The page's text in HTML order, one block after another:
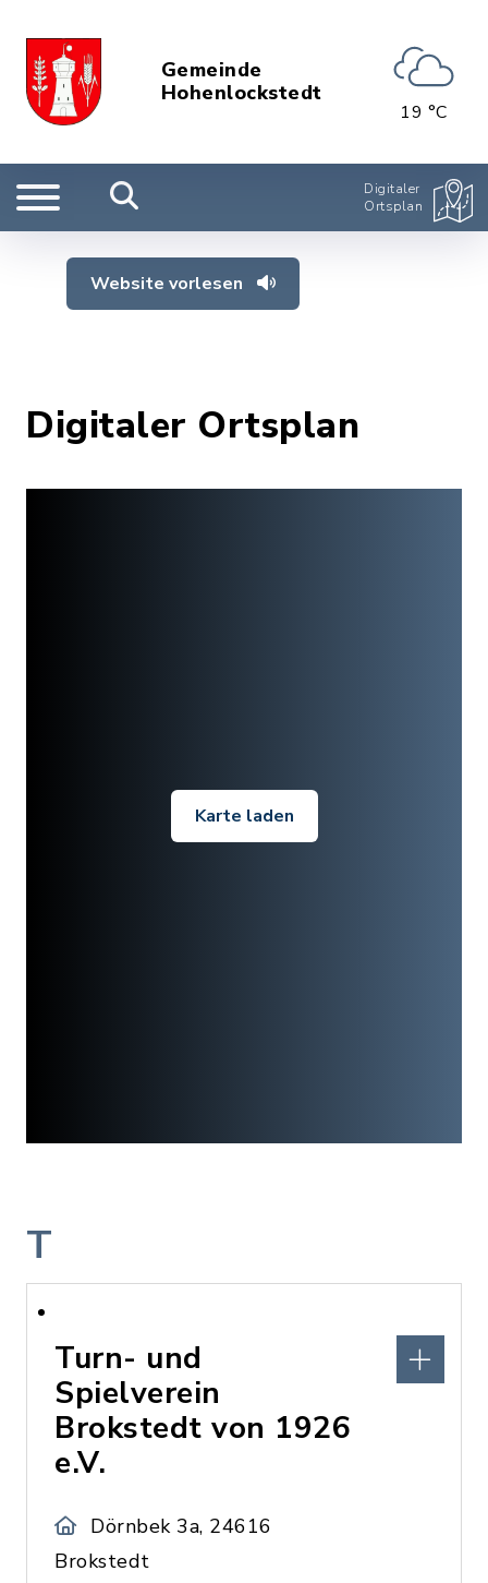
Gemeinde
Hohenlockstedt
19 °C
Digitaler
Ortsplan
Website vorlesen
Digitaler Ortsplan
Karte laden
T
Turn- und
Spielverein
Brokstedt von 1926
e.V.
Dörnbek 3a, 24616
Brokstedt